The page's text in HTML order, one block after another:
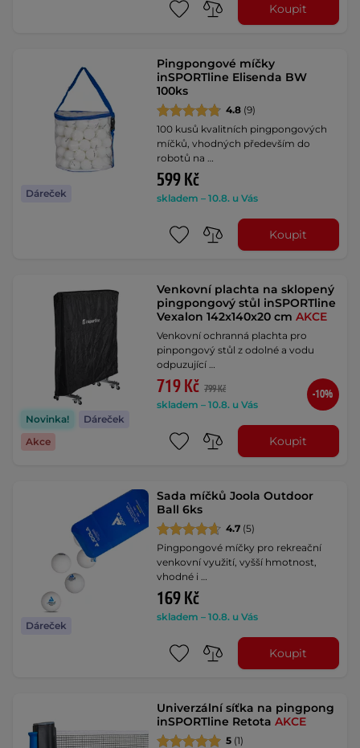
Koupit
Dáreček
Pingpongové míčky
inSPORTline Elisenda BW
100ks
4.8 (9)
100 kusů kvalitních pingpongových
míčků, vhodných především do
robotů na …
599 Kč
skladem – 10.8. u Vás
Koupit
Novinka!
Dáreček
Akce
Venkovní plachta na sklopený
pingpongový stůl inSPORTline
Vexalon 142x140x20 cmAKCE
Venkovní ochranná plachta pro
pinpongový stůl z odolné a vodu
odpuzující …
719 Kč 799 Kč
skladem – 10.8. u Vás
-10%
Koupit
Dáreček
Sada míčků Joola Outdoor
Ball 6ks
4.7 (5)
Pingpongové míčky pro rekreační
venkovní využití, vyšší hmotnost,
vhodné i …
169 Kč
skladem – 10.8. u Vás
Koupit
Univerzální síťka na pingpong
inSPORTline RetotaAKCE
5 (1)